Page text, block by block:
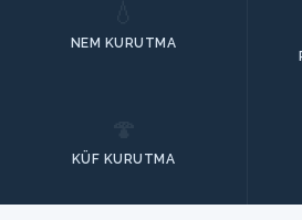
NEM KURUTMA
KÜF KURUTMA